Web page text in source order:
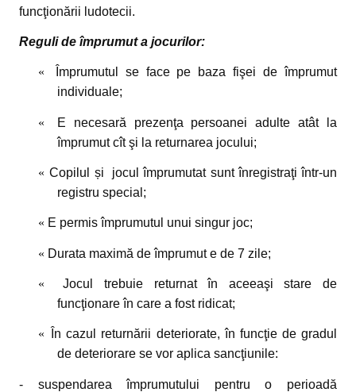
funcţionării ludotecii.
Reguli de împrumut a jocurilor:
«
Împrumutul se face pe baza fişei de împrumut
individuale;
«
E necesară prezenţa persoanei adulte atât la
împrumut cît şi la returnarea jocului;
« Copilul și jocul împrumutat sunt înregistraţi într-un
registru special;
« E permis împrumutul unui singur joc;
« Durata maximă de împrumut e de 7 zile;
«
Jocul trebuie returnat în aceeaşi stare de
funcţionare în care a fost ridicat;
«
În cazul returnării deteriorate, în funcţie de gradul
de deteriorare se vor aplica sancţiunile:
- suspendarea împrumutului pentru o perioadă